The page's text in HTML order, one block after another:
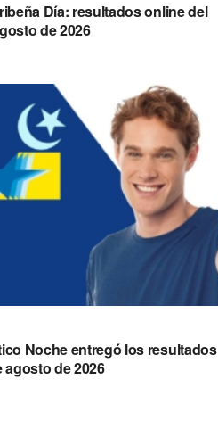
Día: resultados online del
de 2026
Noche entregó los resultados
agosto de 2026